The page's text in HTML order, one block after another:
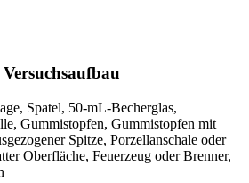
Spatel, 50‑mL‑Becherglas,
Gummistopfen, Gummistopfen mit
Spitze, Porzellanschale oder
Oberfläche, Feuerzeug oder Brenner,